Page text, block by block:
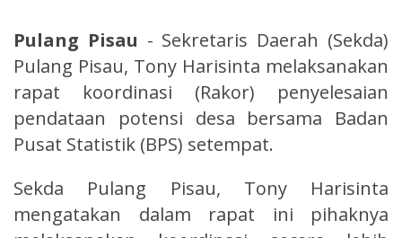
Pulang Pisau - Sekretaris Daerah (Sekda)
Pulang Pisau, Tony Harisinta melaksanakan
rapat koordinasi (Rakor) penyelesaian
pendataan potensi desa bersama Badan
Pusat Statistik (BPS) setempat.
Sekda Pulang Pisau, Tony Harisinta
mengatakan dalam rapat ini pihaknya